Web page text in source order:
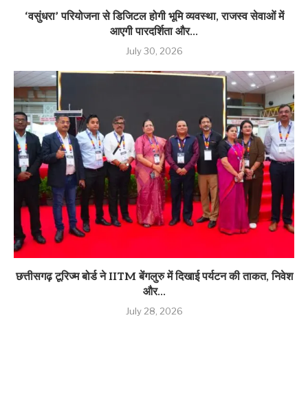
‘वसुंधरा’ परियोजना से डिजिटल होगी भूमि व्यवस्था, राजस्व सेवाओं में
आएगी पारदर्शिता और...
July 30, 2026
छत्तीसगढ़ टूरिज्म बोर्ड ने IITM बेंगलुरु में दिखाई पर्यटन की ताकत, निवेश
और...
July 28, 2026